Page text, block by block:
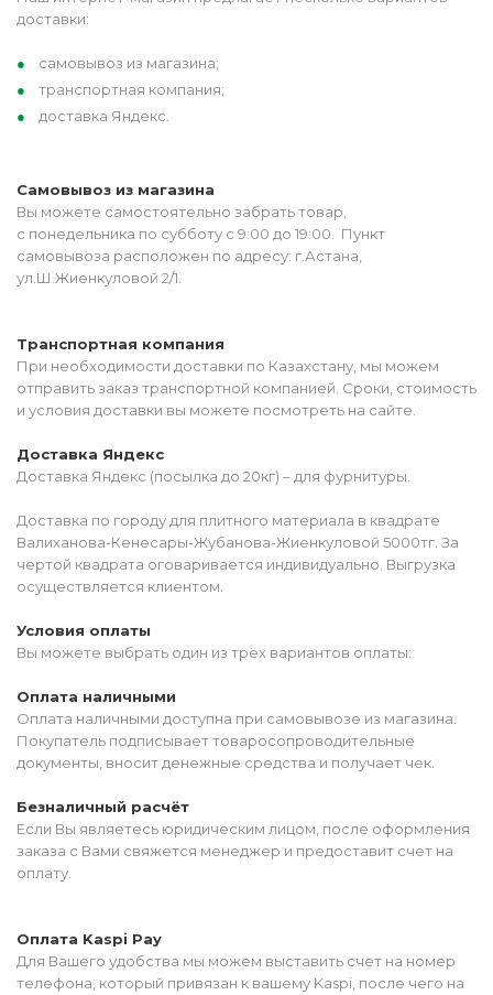
доставки:
самовывоз из магазина;
транспортная компания;
доставка Яндекс.
Самовывоз из магазина
Вы можете самостоятельно забрать товар,
с понедельника по субботу с 9:00 до 19:00. Пункт
самовывоза расположен по адресу: г.Астана,
ул.Ш.Жиенкуловой 2/1.
Транспортная компания
При необходимости доставки по Казахстану, мы можем
отправить заказ транспортной компанией. Сроки, стоимость
и условия доставки вы можете посмотреть на сайте.
Доставка Яндекс
Доставка Яндекс (посылка до 20кг) – для фурнитуры.
Доставка по городу для плитного материала в квадрате
Валиханова-Кенесары-Жубанова-Жиенкуловой 5000тг. За
чертой квадрата оговаривается индивидуально. Выгрузка
осуществляется клиентом.
Условия оплаты
Вы можете выбрать один из трёх вариантов оплаты:
Оплата наличными
Оплата наличными доступна при самовывозе из магазина.
Покупатель подписывает товаросопроводительные
документы, вносит денежные средства и получает чек.
Безналичный расчёт
Если Вы являетесь юридическим лицом, после оформления
заказа с Вами свяжется менеджер и предоставит счет на
оплату.
Оплата Kaspi Pay
Для Вашего удобства мы можем выставить счет на номер
телефона, который привязан к вашему Kaspi, после чего на